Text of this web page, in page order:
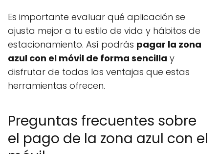
Es importante evaluar qué aplicación se
ajusta mejor a tu estilo de vida y hábitos de
estacionamiento. Así podrás pagar la zona
azul con el móvil de forma sencilla y
disfrutar de todas las ventajas que estas
herramientas ofrecen.
Preguntas frecuentes sobre
el pago de la zona azul con el